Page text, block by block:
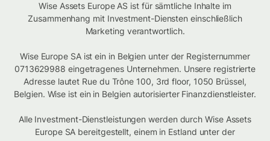
Wise Assets Europe AS ist für sämtliche Inhalte im
Zusammenhang mit Investment-Diensten einschließlich
Marketing verantwortlich.
Wise Europe SA ist ein in Belgien unter der Registernummer
0713629988 eingetragenes Unternehmen. Unsere registrierte
Adresse lautet Rue du Trône 100, 3rd floor, 1050 Brüssel,
Belgien. Wise ist ein in Belgien autorisierter Finanzdienstleister.
Alle Investment-Dienstleistungen werden durch Wise Assets
Europe SA bereitgestellt, einem in Estland unter der